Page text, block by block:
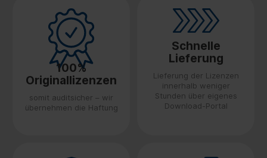
100%
Originallizenzen
somit auditsicher – wir
übernehmen die Haftung
Schnelle
Lieferung
Lieferung der Lizenzen
innerhalb weniger
Stunden über eigenes
Download-Portal